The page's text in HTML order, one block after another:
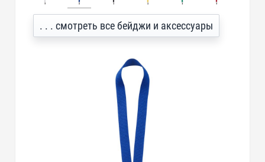
. . . смотреть все бейджи и аксессуары